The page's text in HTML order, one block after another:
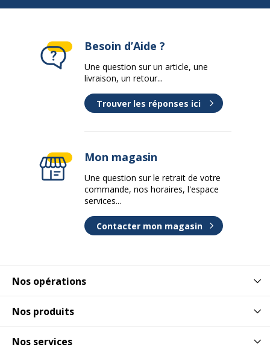
Nos opérations
Nos produits
Nos services
Besoin d’Aide ?
Une question sur un article, une
livraison, un retour...
Trouver les réponses ici
Mon magasin
Une question sur le retrait de votre
commande, nos horaires, l'espace
services...
Contacter mon magasin